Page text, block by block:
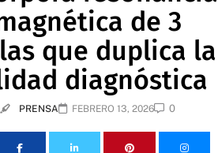
de 3
que duplica la
diagnóstica
PRENSA FEBRERO 13, 2026 0